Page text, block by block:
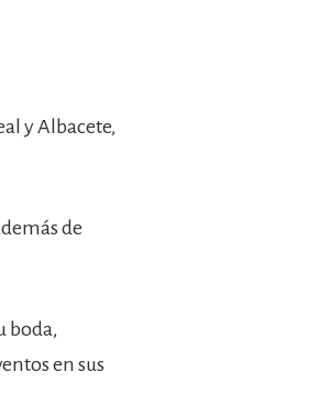
y Albacete,
de
boda,
en sus